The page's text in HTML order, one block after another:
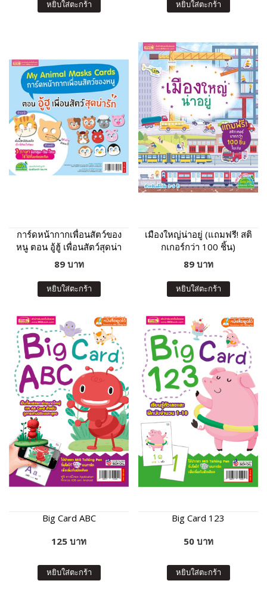
หยิบใส่ตะกร้า หยิบใส่ตะกร้า
การ์ดหน้ากากเพื่อนสัตว์ของ
หนู ตอน อู้ฮู้ เพื่อนสัตว์สุดน่า
รัก
89 บาท
หยิบใส่ตะกร้า
เมืองใหญ่น่าอยู่ (แถมฟรี! สติ
กเกอร์กว่า 100 ชิ้น)
89 บาท
หยิบใส่ตะกร้า
Big Card ABC
125 บาท
หยิบใส่ตะกร้า
Big Card 123
50 บาท
หยิบใส่ตะกร้า